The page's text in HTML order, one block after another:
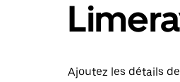
Ajoutez les détails